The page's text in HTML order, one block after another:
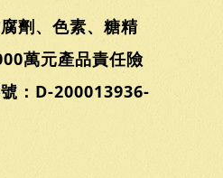
劑、色素、糖精
萬元產品責任險
：D-200013936-